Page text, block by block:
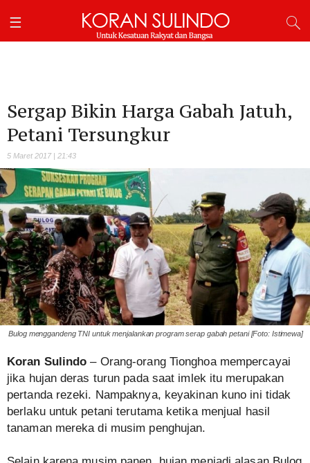
Sergap Bikin Harga Gabah Jatuh,
Petani Tersungkur
5 Maret 2017 | 21:43
Bulog menggandeng TNI untuk menjalankan program serap gabah petani [Foto: Istimewa]
Koran Sulindo – Orang-orang Tionghoa mempercayai
jika hujan deras turun pada saat imlek itu merupakan
pertanda rezeki. Nampaknya, keyakinan kuno ini tidak
berlaku untuk petani terutama ketika menjual hasil
tanaman mereka di musim penghujan.